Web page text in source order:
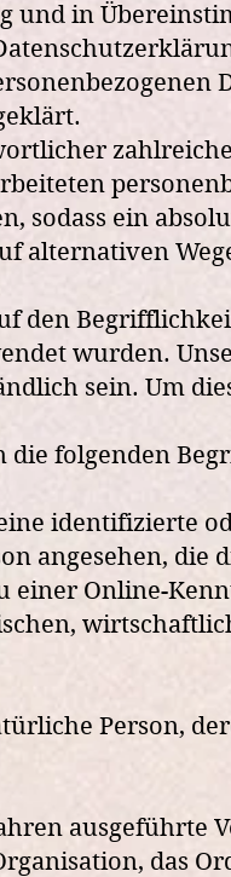
in
ein
alternativen
den
wurden.
sein. Um
folgenden
identifizierte
angesehen,
Online-
Person,
ausgeführte
das